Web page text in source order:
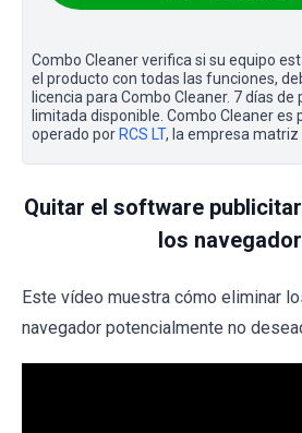
Combo Cleaner verifica si su equipo
el producto con todas las funciones,
licencia para Combo Cleaner. 7 días
limitada disponible. Combo Cleaner es
operado por RCS LT, la empresa matriz
Quitar el software
los
Este vídeo muestra cómo eliminar
navegador potencialmente no